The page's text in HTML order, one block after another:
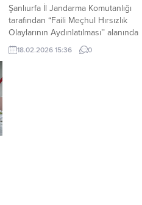
Şanlıurfa İl Jandarma Komutanlığı
tarafından “Faili Meçhul Hırsızlık
Olaylarının Aydınlatılması’’ alanında
icra edilen faaliyetler kapsamında,
15.02.2026 tarihinde Harran
18.02.2026 15:36 0